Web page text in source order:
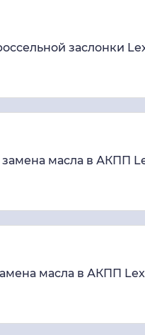
заслонки
замена масла в АКПП
масла в АКПП